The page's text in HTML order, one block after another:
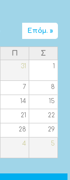
Επόμ. »
Π Σ
31 1
7 8
14 15
21 22
28 29
4 5